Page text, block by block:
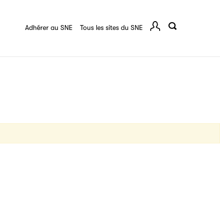
Adhérer au SNE Tous les sites du SNE
destinée à l’ensemble des acteurs de la